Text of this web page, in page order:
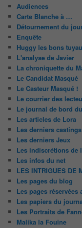
Audiences
Carte Blanche à …
Détournement du
Enquête
Huggy les bons
L'analyse de Javier
La chroniquette du
Le Candidat Masqué
Le Casteur Masqué !
Le courrier des
Le journal de bord
Les articles de Lora
Les derniers castings
Les derniers Jeux
Les indiscrétions de
Les infos du net
LES INTRIGUES DE
Les pages du blog
Les pages réservées
Les papiers du
Les Portraits de
Malika la Fouine